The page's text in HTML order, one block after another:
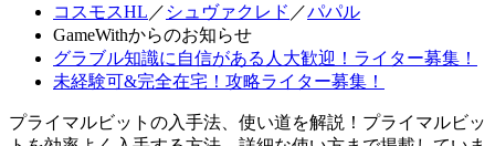
コスモスHL ／ シュヴァクレド ／パパル
GameWithからのお知らせ
グラブル知識に自信がある人大歓迎！ライター募集！
未経験可&完全在宅！攻略ライター募集！
プライマルビットの入手法、使い道を解説！プライマルビッ